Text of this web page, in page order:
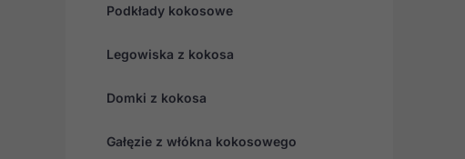
Podkłady kokosowe
Legowiska z kokosa
Domki z kokosa
Gałęzie z włókna kokosowego